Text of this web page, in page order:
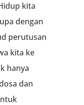
kita
dengan
perutusan
kita ke
hanya
dan